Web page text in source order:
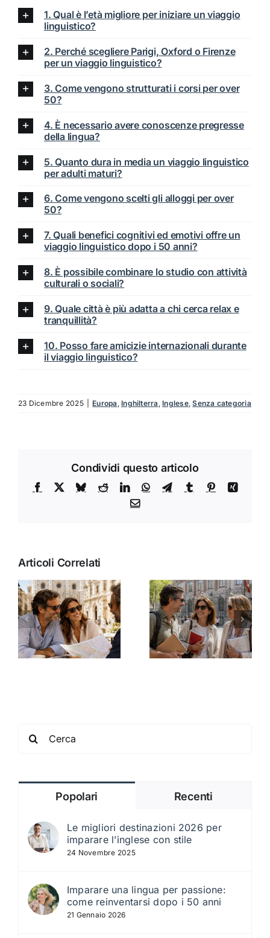
1. Qual è l’età migliore per iniziare un viaggio
linguistico?
2. Perché scegliere Parigi, Oxford o Firenze
per un viaggio linguistico?
3. Come vengono strutturati i corsi per over
50?
4. È necessario avere conoscenze pregresse
della lingua?
5. Quanto dura in media un viaggio linguistico
per adulti maturi?
6. Come vengono scelti gli alloggi per over
50?
7. Quali benefici cognitivi ed emotivi offre un
viaggio linguistico dopo i 50 anni?
8. È possibile combinare lo studio con attività
culturali o sociali?
9. Quale città è più adatta a chi cerca relax e
tranquillità?
10. Posso fare amicizie internazionali durante
il viaggio linguistico?
23 Dicembre 2025 Europa ,Inghilterra ,Inglese,Senza categoria
Condividi questo articolo
Facebook BlueskyRedditLinkedInWhatsApp
Telegram
TumblrPinterest
Xing
Email
Articoli Correlati
Dove imparare
spagnolo con
charme:
Andalusia,
Valencia o
L’arte del
viaggio
linguistico su
misura: come
creare il
proprio
Popolari Recenti
Le migliori destinazioni 2026 per
imparare l’inglese con stile
24 Novembre 2025
Imparare una lingua per passione:
come reinventarsi dopo i 50 anni
21 Gennaio 2026